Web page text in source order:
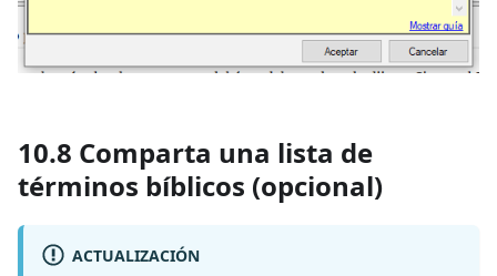
10.8 Comparta una lista de
términos bíblicos (opcional)
ACTUALIZACIÓN